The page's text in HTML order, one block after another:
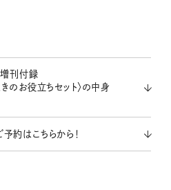
増刊付録
きのお役立ちセット〉の中身
予約はこちらから！